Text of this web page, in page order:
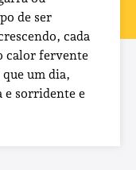
de ser
cada
calor fervente
um dia,
e sorridente e